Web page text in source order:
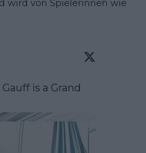
wird von Spielerinnen wie
is a Grand